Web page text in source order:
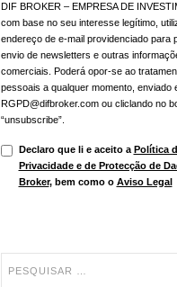
DIF BROKER – EMPRESA DE
com base no seu interesse legítimo,
endereço de e-mail providenciado para
envio de newsletters e outras
comerciais. Poderá opor-se ao
pessoais a qualquer momento, enviado
RGPD@difbroker.com ou cliclando no
“unsubscribe”.
Declaro que li e aceito a Política
Privacidade e de Protecção de
Broker, bem como o Aviso Legal